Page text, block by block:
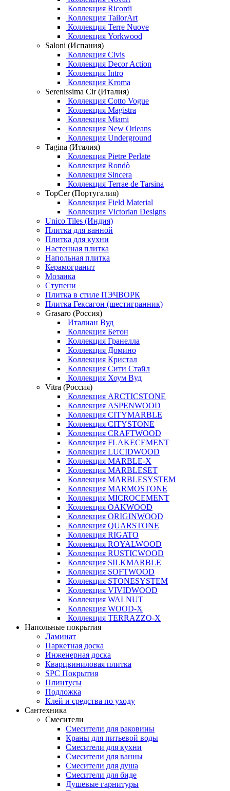
Коллекция Ricordi
Коллекция TailorArt
Коллекция Terre Nuove
Коллекция Yorkwood
Saloni (Испания)
Коллекция Civis
Коллекция Decor Action
Коллекция Intro
Коллекция Kroma
Serenissima Cir (Италия)
Коллекция Cotto Vogue
Коллекция Magistra
Коллекция Miami
Коллекция New Orleans
Коллекция Underground
Tagina (Италия)
Коллекция Pietre Perlate
Коллекция Rondò
Коллекция Sincera
Коллекция Terrae de Tarsina
TopCer (Португалия)
Коллекция Field Material
Коллекция Victorian Designs
Unico Tiles (Индия)
Плитка для ванной
Плитка для кухни
Настенная плитка
Напольная плитка
Керамогранит
Мозаика
Ступени
Плитка в стиле ПЭЧВОРК
Плитка Гексагон (шестигранник)
Grasaro (Россия)
Италиан Вуд
Коллекция Бетон
Коллекция Гранелла
Коллекция Домино
Коллекция Кристал
Коллекция Сити Стайл
Коллекция Хоум Вуд
Vitra (Россия)
Коллекция ARCTICSTONE
Коллекция ASPENWOOD
Коллекция CITYMARBLE
Коллекция CITYSTONE
Коллекция CRAFTWOOD
Коллекция FLAKECEMENT
Коллекция LUCIDWOOD
Коллекция MARBLE-X
Коллекция MARBLESET
Коллекция MARBLESYSTEM
Коллекция MARMOSTONE
Коллекция MICROCEMENT
Коллекция OAKWOOD
Коллекция ORIGINWOOD
Коллекция QUARSTONE
Коллекция RIGATO
Коллекция ROYALWOOD
Коллекция RUSTICWOOD
Коллекция SILKMARBLE
Коллекция SOFTWOOD
Коллекция STONESYSTEM
Коллекция VIVIDWOOD
Коллекция WALNUT
Коллекция WOOD-X
Коллекция ТЕRRАZZO-X
Напольные покрытия
Ламинат
Паркетная доска
Инженерная доска
Кварцвиниловая плитка
SPC Покрытия
Плинтусы
Подложка
Клей и средства по уходу
Сантехника
Смесители
Смесители для раковины
Краны для питьевой воды
Смесители для кухни
Смесители для ванны
Смесители для душа
Смесители для биде
Душевые гарнитуры